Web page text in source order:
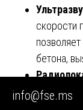
скорости
бетона,
info@fse.ms